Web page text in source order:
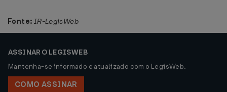
Fonte: IR-LegisWeb
ASSINAR O LEGISWEB
Mantenha-se informado e atualizado com o LegisWeb.
COMO ASSINAR